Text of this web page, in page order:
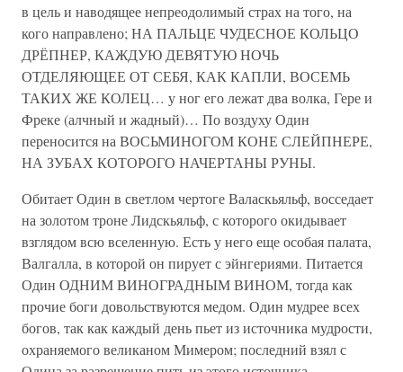
в цель и наводящее непреодолимый страх на того, на
кого направлено; НА ПАЛЬЦЕ ЧУДЕСНОЕ КОЛЬЦО
ДРЁПНЕР, КАЖДУЮ ДЕВЯТУЮ НОЧЬ
ОТДЕЛЯЮЩЕЕ ОТ СЕБЯ, КАК КАПЛИ, ВОСЕМЬ
ТАКИХ ЖЕ КОЛЕЦ… у ног его лежат два волка, Гере и
Фреке (алчный и жадный)… По воздуху Один
переносится на ВОСЬМИНОГОМ КОНЕ СЛЕЙПНЕРЕ,
НА ЗУБАХ КОТОРОГО НАЧЕРТАНЫ РУНЫ.
Обитает Один в светлом чертоге Валаскьяльф, восседает
на золотом троне Лидскьяльф, с которого окидывает
взглядом всю вселенную. Есть у него еще особая палата,
Валгалла, в которой он пирует с эйнгериями. Питается
Один ОДНИМ ВИНОГРАДНЫМ ВИНОМ, тогда как
прочие боги довольствуются медом. Один мудрее всех
богов, так как каждый день пьет из источника мудрости,
охраняемого великаном Мимером; последний взял с